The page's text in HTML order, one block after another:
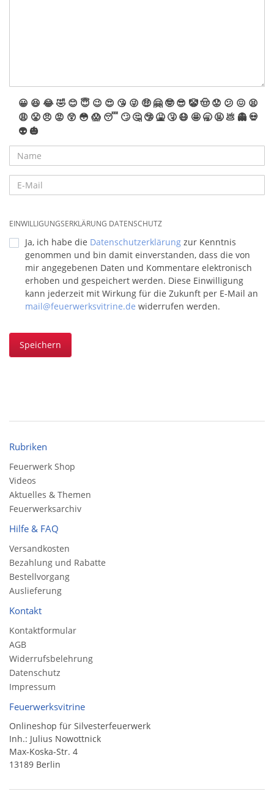
😀 😆 😂🤣 😊 😇 😉 😍 😘 😜 🤑 🤗 🤓 😎 🤡🤠 😟 😕 😖 😫
😩 😤 😠 😡 😲 😳 😱 😴 🙄 🤔 🤥 🤮 🤧 😷 🤩 🥱 🤬 💩 👻 💀
👽 🎃
EINWILLIGUNGSERKLÄRUNG DATENSCHUTZ
Ja, ich habe die Datenschutzerklärung zur Kenntnis
genommen und bin damit einverstanden, dass die von
mir angegebenen Daten und Kommentare elektronisch
erhoben und gespeichert werden. Diese Einwilligung
kann jederzeit mit Wirkung für die Zukunft per E-Mail an
mail@feuerwerksvitrine.de widerrufen werden.
Speichern
Rubriken
Feuerwerk Shop
Videos
Aktuelles & Themen
Feuerwerksarchiv
Hilfe & FAQ
Versandkosten
Bezahlung und Rabatte
Bestellvorgang
Auslieferung
Kontakt
Kontaktformular
AGB
Widerrufsbelehrung
Datenschutz
Impressum
Feuerwerksvitrine
Onlineshop für Silvesterfeuerwerk
Inh.: Julius Nowottnick
Max-Koska-Str. 4
13189 Berlin